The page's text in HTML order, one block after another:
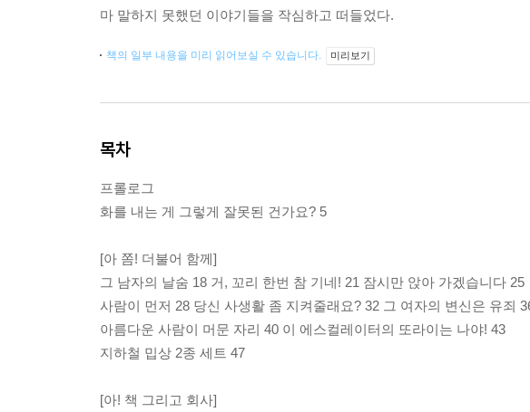
마 말하지 못했던 이야기들을 작심하고 떠들었다.
책의 일부 내용을 미리 읽어보실 수 있습니다. 미리보기
목차
프롤로그
화를 내는 게 그렇게 잘못된 건가요? 5
[아 쫌! 더불어 함께]
그 남자의 날숨 18 거, 꼬리 한번 참 기네! 21 잠시만 앉아 가겠습니다 25
사람이 먼저 28 당신 사생활 좀 지켜줄래요? 32 그 여자의 변신은 유죄
아름다운 사람이 머문 자리 40 이 에스컬레이터의 또라이는 나야! 43
지하철 밉상 2종 세트 47
[아! 책 그리고 회사]